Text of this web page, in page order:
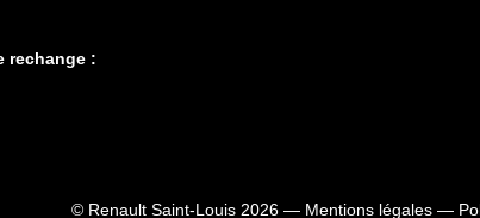
rechange :
© Renault Saint-Louis 2026 — Mentions légales —